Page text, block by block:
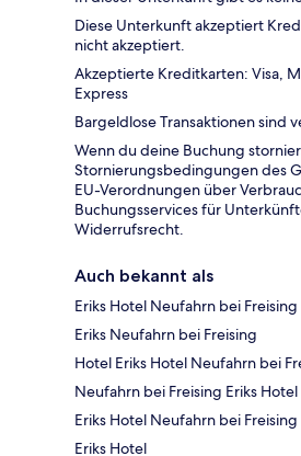
Diese Unterkunft akzeptiert
nicht akzeptiert.
Akzeptierte Kreditkarten: Visa,
Express
Bargeldlose Transaktionen sind
Wenn du deine Buchung
Stornierungsbedingungen des
EU-Verordnungen über
Buchungsservices für
Widerrufsrecht.
Auch bekannt als
Eriks Hotel Neufahrn bei Freising
Eriks Neufahrn bei Freising
Hotel Eriks Hotel Neufahrn bei
Neufahrn bei Freising Eriks
Eriks Hotel Neufahrn bei Freising
Eriks Hotel